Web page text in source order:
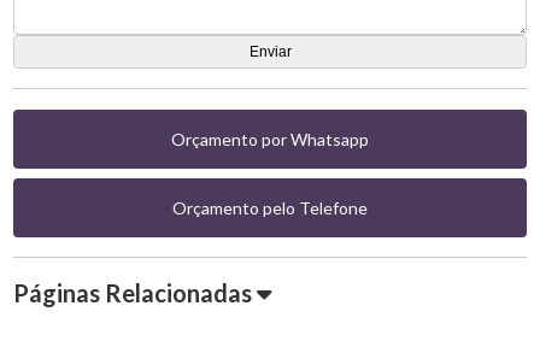
Orçamento por Whatsapp
Orçamento pelo Telefone
Páginas Relacionadas